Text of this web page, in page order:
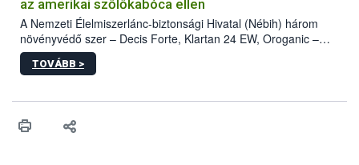
az amerikai szőlőkabóca ellen
A Nemzeti Élelmiszerlánc-biztonsági Hivatal (Nébih) három
növényvédő szer – Decis Forte, Klartan 24 EW, Oroganic –
engedélyokiratát módosította, így azok a szüretet követően,
egészen a vesszőérettség (BBCH 91) stádiumáig
érésű szőlőkben is legyen lehetőség a károsító elleni további
felhasználók számára is elérhető és ökológiai termesztésben is
TOVÁBB >